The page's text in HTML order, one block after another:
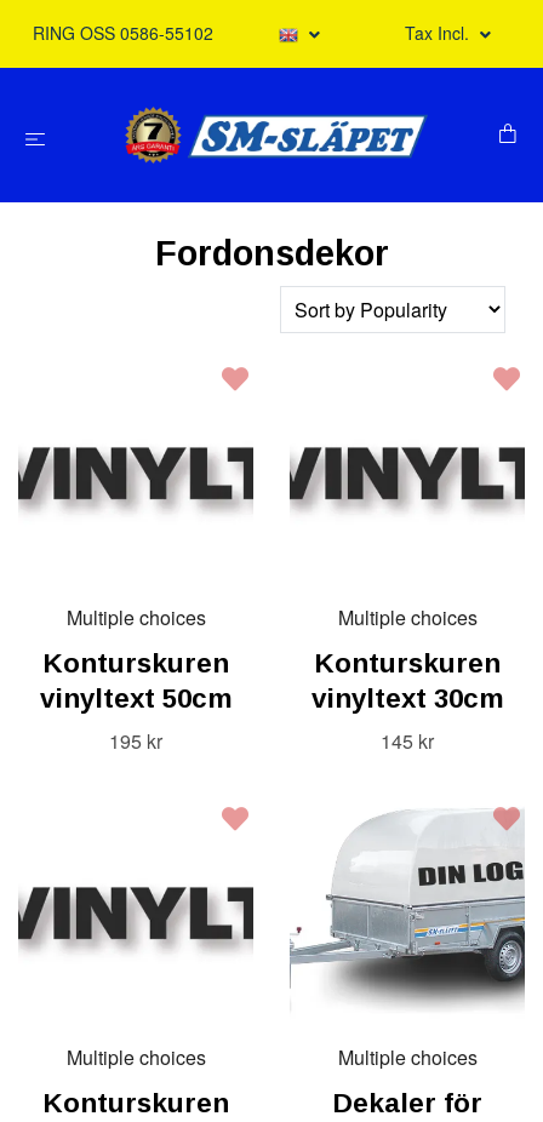
RING OSS 0586-55102 Tax Incl.
Fordonsdekor
Multiple choices
Konturskuren
vinyltext 50cm
195 kr
Multiple choices
Konturskuren
vinyltext 30cm
145 kr
Multiple choices
Konturskuren
Multiple choices
Dekaler för